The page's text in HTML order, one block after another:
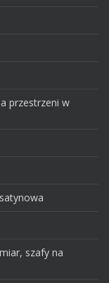
przestrzeni w
szafy na